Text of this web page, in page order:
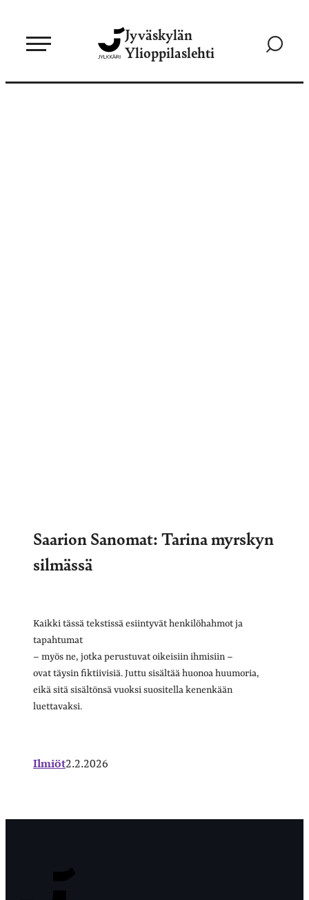
sisältöön
Jyväskylän
Ylioppilaslehti
Siirry
Saarion Sanomat: Tarina myrskyn
silmässä
Kaikki tässä tekstissä esiintyvät henkilöhahmot ja
tapahtumat
– myös ne, jotka perustuvat oikeisiin ihmisiin –
ovat täysin fiktiivisiä. Juttu sisältää huonoa huumoria,
eikä sitä sisältönsä vuoksi suositella kenenkään
luettavaksi.
Ilmiöt2.2.2026